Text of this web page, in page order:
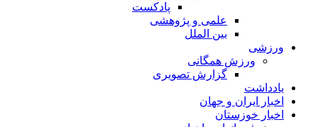
پادکست
علمی و پژوهشی
بین الملل
ورزشی
ورزش همگانی
گزارش تصویری
یادداشت
اخبار ایران و جهان
اخبار خوزستان